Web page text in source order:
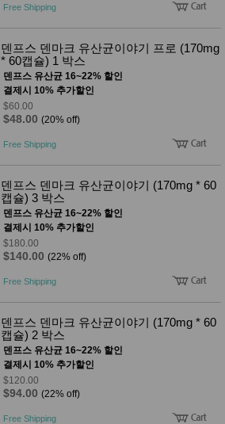
Free Shipping
덴프스 덴마크 유산균이야기 프로 (170mg
* 60캡슐) 1 박스
덴프스 유산균 16~22% 할인
결제시 10% 추가할인
$60.00
$48.00 (20% off)
Free Shipping
덴프스 덴마크 유산균이야기 (170mg * 60
캡슐) 3 박스
덴프스 유산균 16~22% 할인
결제시 10% 추가할인
$180.00
$140.00 (22% off)
Free Shipping
덴프스 덴마크 유산균이야기 (170mg * 60
캡슐) 2 박스
덴프스 유산균 16~22% 할인
결제시 10% 추가할인
$120.00
$94.00 (22% off)
Free Shipping